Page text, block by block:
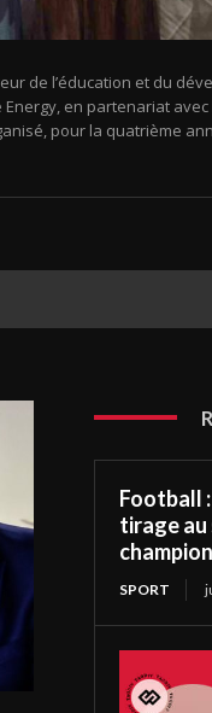
de l’éducation et du
en partenariat avec
pour la quatrième
Football
tirage
SPORT